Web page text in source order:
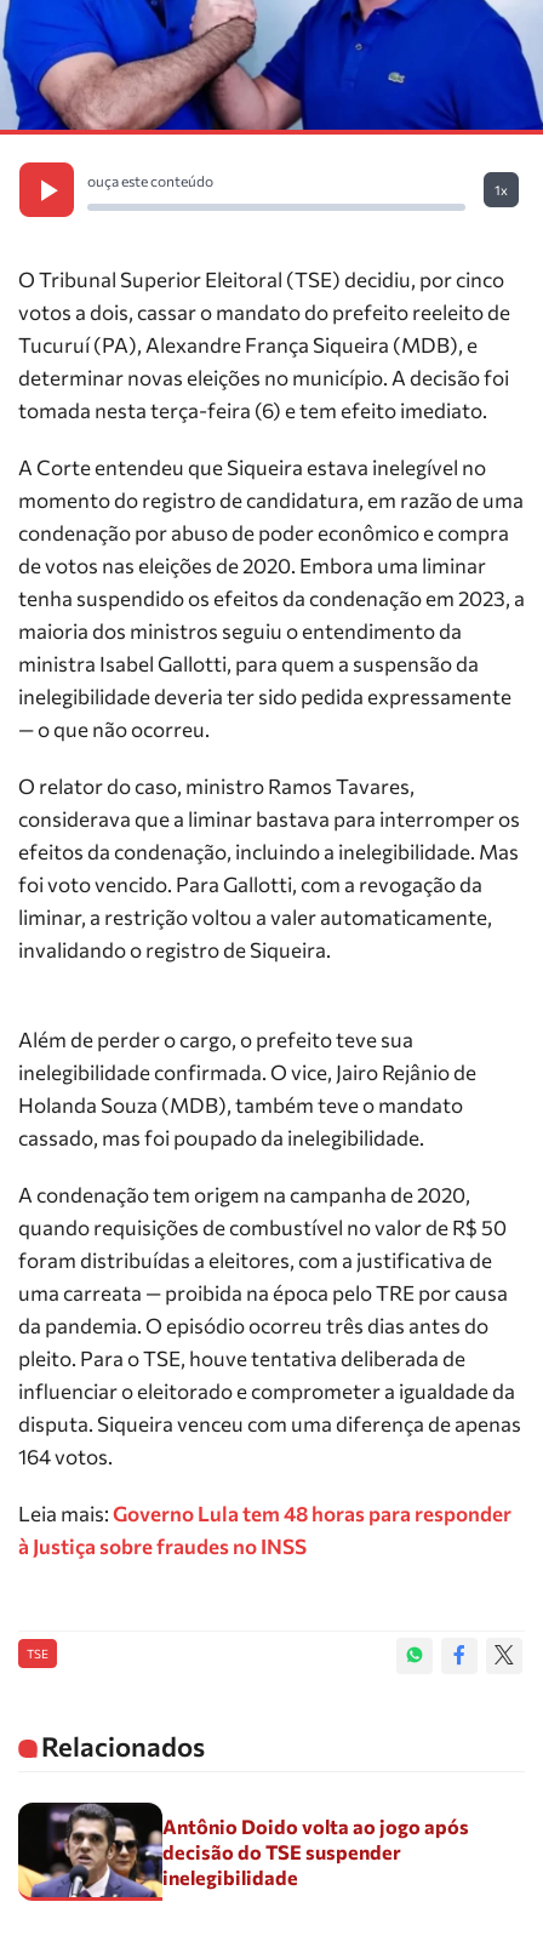
ouça este conteúdo
1x
O Tribunal Superior Eleitoral (TSE) decidiu, por cinco
votos a dois, cassar o mandato do prefeito reeleito de
Tucuruí (PA), Alexandre França Siqueira (MDB), e
determinar novas eleições no município. A decisão foi
tomada nesta terça-feira (6) e tem efeito imediato.
A Corte entendeu que Siqueira estava inelegível no
momento do registro de candidatura, em razão de uma
condenação por abuso de poder econômico e compra
de votos nas eleições de 2020. Embora uma liminar
tenha suspendido os efeitos da condenação em 2023, a
maioria dos ministros seguiu o entendimento da
ministra Isabel Gallotti, para quem a suspensão da
inelegibilidade deveria ter sido pedida expressamente
— o que não ocorreu.
O relator do caso, ministro Ramos Tavares,
considerava que a liminar bastava para interromper os
efeitos da condenação, incluindo a inelegibilidade. Mas
foi voto vencido. Para Gallotti, com a revogação da
liminar, a restrição voltou a valer automaticamente,
invalidando o registro de Siqueira.
Além de perder o cargo, o prefeito teve sua
inelegibilidade confirmada. O vice, Jairo Rejânio de
Holanda Souza (MDB), também teve o mandato
cassado, mas foi poupado da inelegibilidade.
A condenação tem origem na campanha de 2020,
quando requisições de combustível no valor de R$ 50
foram distribuídas a eleitores, com a justificativa de
uma carreata — proibida na época pelo TRE por causa
da pandemia. O episódio ocorreu três dias antes do
pleito. Para o TSE, houve tentativa deliberada de
influenciar o eleitorado e comprometer a igualdade da
disputa. Siqueira venceu com uma diferença de apenas
164 votos.
Leia mais:Governo Lula tem 48 horas para responder
à Justiça sobre fraudes no INSS
TSE
Relacionados
Antônio Doido volta ao jogo após
decisão do TSE suspender
inelegibilidade